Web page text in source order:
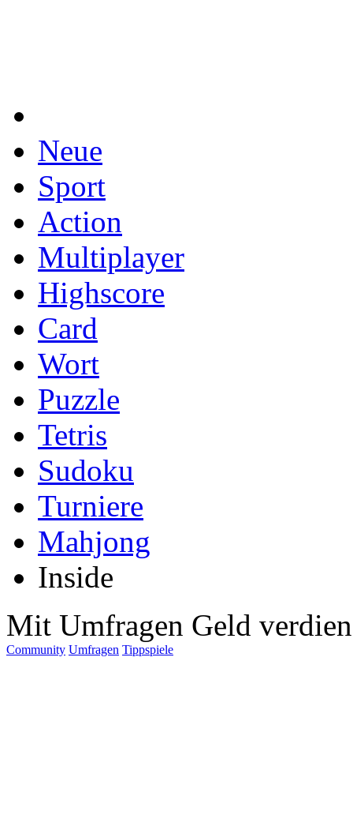
Neue
Sport
Action
Multiplayer
Highscore
Card
Wort
Puzzle
Tetris
Sudoku
Turniere
Mahjong
Inside
Mit Umfragen Geld
Community Umfragen Tippspiele